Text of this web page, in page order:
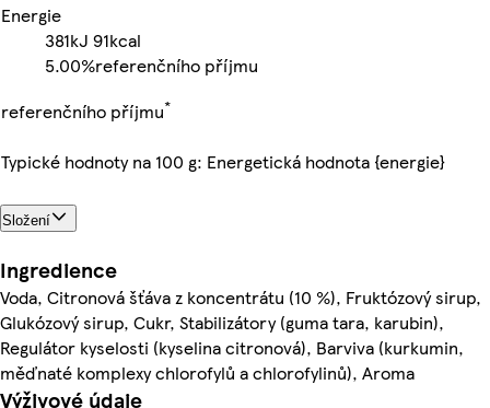
Energie
381kJ 91kcal
5.00%referenčního příjmu
referenčního příjmu*
Typické hodnoty na 100 g: Energetická hodnota {energie}
Složení
Ingredience
Voda, Citronová šťáva z koncentrátu (10 %), Fruktózový sirup,
Glukózový sirup, Cukr, Stabilizátory (guma tara, karubin),
Regulátor kyselosti (kyselina citronová), Barviva (kurkumin,
měďnaté komplexy chlorofylů a chlorofylinů), Aroma
Výživové údaje